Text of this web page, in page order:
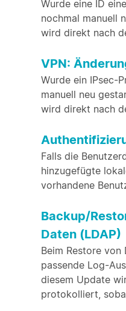
Wurde eine ID
nochmal manuell
wird direkt nach
VPN:
Wurde ein IPsec-
manuell neu
wird direkt nach
Falls die
hinzugefügte
vorhandene
Backup/
Daten (LDAP)
Beim Restore
passende Log-
diesem Update
protokolliert,